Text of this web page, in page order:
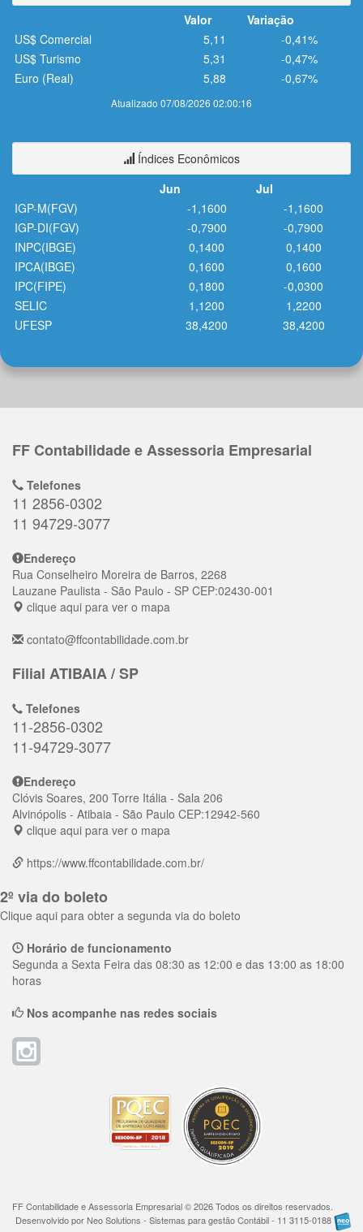
Valor
Variação
Atualizado 07/08/2026 02:00:16
US$ Comercial 5,11
-0,41%
US$ Turismo
5,31
-0,47%
Euro (Real)
5,88 -0,67%
Índices Econômicos
Jun
Jul
IGP-M(FGV)
-1,1600
-1,1600
IGP-DI(FGV)
-0,7900
-0,7900
INPC(IBGE)
0,1400
0,1400
IPCA(IBGE)
0,1600
0,1600
IPC(FIPE)
0,1800
-0,0300
SELIC
1,1200
1,2200
UFESP
38,4200 38,4200
FF Contabilidade e Assessoria Empresarial
Telefones
11 2856-0302
11 94729-3077
Endereço
Rua Conselheiro Moreira de Barros, 2268
Lauzane Paulista - São Paulo - SP CEP:02430-001
clique aqui para ver o mapa
contato@ffcontabilidade.com.br
Filial ATIBAIA / SP
Telefones
11-2856-0302
11-94729-3077
Endereço
Clóvis Soares, 200 Torre Itália - Sala 206
Alvinópolis - Atibaia - São Paulo CEP:12942-560
clique aqui para ver o mapa
https://www.ffcontabilidade.com.br/
2º via do boleto
Clique aqui para obter a segunda via do boleto
Horário de funcionamento
Segunda a Sexta Feira das 08:30 as 12:00 e das 13:00 as 18:00
horas
Nos acompanhe nas redes sociais
FF Contabilidade e Assessoria Empresarial © 2026 Todos os direitos reservados.
Desenvolvido por Neo Solutions - Sistemas para gestão Contábil - 11 3115-0188